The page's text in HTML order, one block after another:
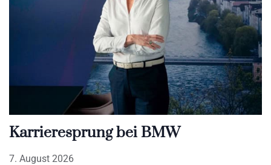
Karrieresprung bei BMW
7. August 2026